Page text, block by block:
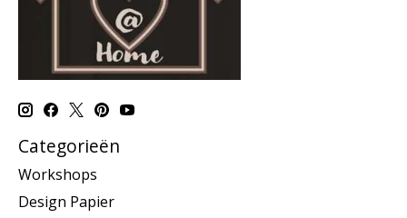
Categorieën
Workshops
Design Papier